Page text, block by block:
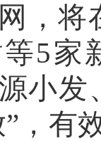
，将
5家
小
，有